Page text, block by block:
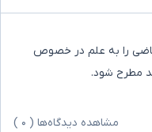
را به علم در خصوص
مطرح شود.
مشاهده دیدگاه‌ها ( ۰